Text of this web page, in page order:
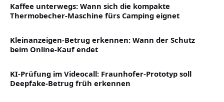
Kaffee unterwegs: Wann sich die kompakte
Thermobecher-Maschine fürs Camping eignet
Kleinanzeigen-Betrug erkennen: Wann der Schutz
beim Online-Kauf endet
KI-Prüfung im Videocall: Fraunhofer-Prototyp soll
Deepfake-Betrug früh erkennen